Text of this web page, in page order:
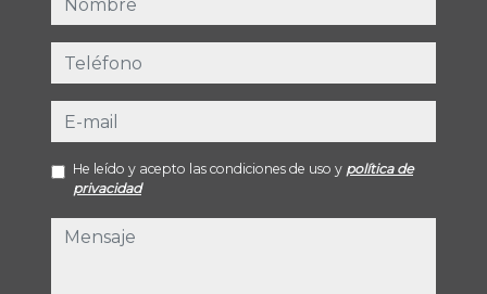
teléfono
e-mail
He leído y acepto las condiciones de uso y política de
privacidad
mensaje